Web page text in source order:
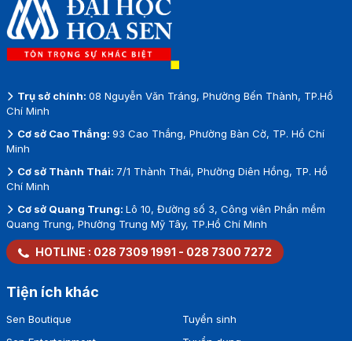
Trụ sở chính: 08 Nguyễn Văn Tráng, Phường Bến Thành, TP.Hồ
Chí Minh
Cơ sở Cao Thắng: 93 Cao Thắng, Phường Bàn Cờ, TP. Hồ Chí
Minh
Cơ sở Thành Thái: 7/1 Thành Thái, Phường Diên Hồng, TP. Hồ
Chí Minh
Cơ sở Quang Trung: Lô 10, Đường số 3, Công viên Phần mềm
Quang Trung, Phường Trung Mỹ Tây, TP.Hồ Chí Minh
HOTLINE : 028 7309 1991 - 028 7300 7272
Tiện ích khác
Sen Boutique
Tuyển sinh